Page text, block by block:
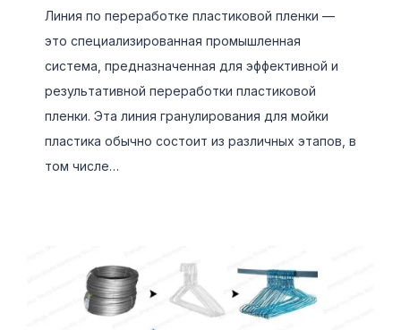
Линия по переработке пластиковой пленки —
это специализированная промышленная
система, предназначенная для эффективной и
результативной переработки пластиковой
пленки. Эта линия гранулирования для мойки
пластика обычно состоит из различных этапов, в
том числе…